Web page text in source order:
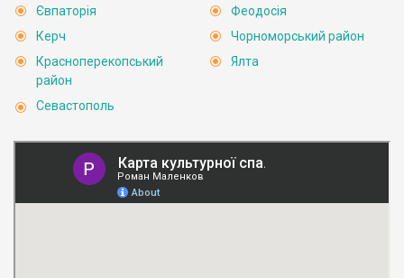
Євпаторія
Керч
Красноперекопський
район
Севастополь
Феодосія
Чорноморський район
Ялта